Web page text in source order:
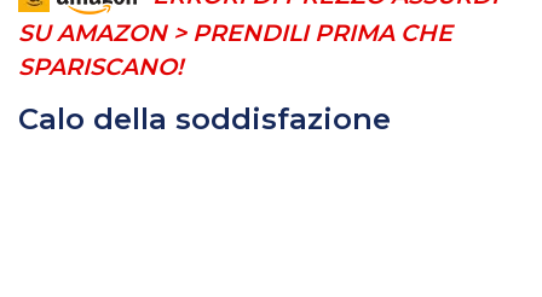
SU AMAZON > PRENDILI PRIMA CHE
SPARISCANO!
Calo della soddisfazione